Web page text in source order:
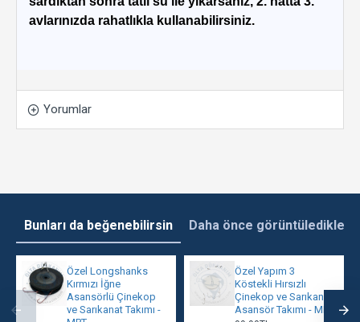
avlarınızda rahatlıkla kullanabilirsiniz.
Yorumlar
Bunları da beğenebilirsin Daha önce görüntülediklerin
Özel Longshanks
Kırmızı İğne
Asansörlü Çinekop
ve Sarıkanat Takımı -
Özel Yapım 3
Köstekli Hırsızlı
Çinekop ve Sarıkanat
Asansör Takımı - MRT